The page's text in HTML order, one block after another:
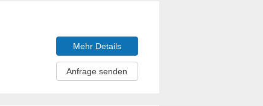
Mehr Details
Anfrage senden